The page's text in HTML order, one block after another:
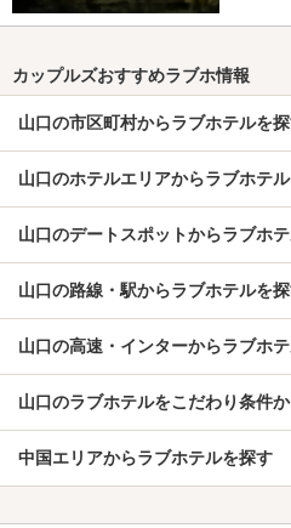
カップルズおすすめラブホ情報
山口の市区町村からラブホテルを
山口のホテルエリアからラブホテ
山口のデートスポットからラブホ
山口の路線・駅からラブホテルを
山口の高速・インターからラブホ
山口のラブホテルをこだわり条件
中国エリアからラブホテルを探す